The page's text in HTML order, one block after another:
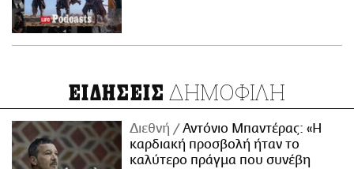
ΕΙΔΗΣΕΙΣ ΔΗΜΟΦΙΛΗ
Διεθνή
Αντόνιο Μπαντέρας: «Η
καρδιακή προσβολή ήταν το
καλύτερο πράγμα που συνέβη